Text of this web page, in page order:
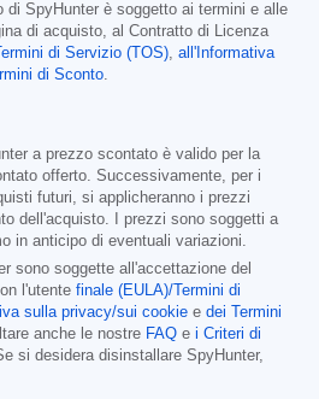
di SpyHunter è soggetto ai termini e alle
di acquisto, al Contratto di Licenza
di Servizio (TOS), all'Informativa
di Sconto.
a prezzo scontato è valido per la
offerto. Successivamente, per i
futuri, si applicheranno i prezzi
dell'acquisto. I prezzi sono soggetti a
in anticipo di eventuali variazioni.
sono soggette all'accettazione del
l'utente finale (EULA)/Termini di
sulla privacy/sui cookie e dei Termini
anche le nostre FAQ e i Criteri di
si desidera disinstallare SpyHunter,